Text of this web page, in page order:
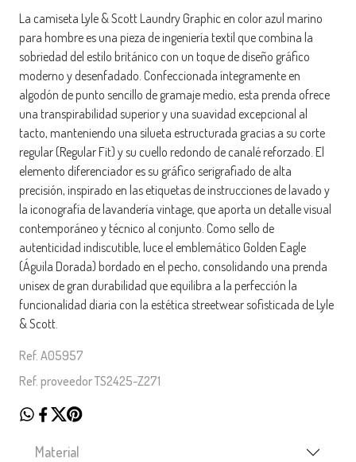
La camiseta Lyle & Scott Laundry Graphic en color azul marino
para hombre es una pieza de ingeniería textil que combina la
sobriedad del estilo británico con un toque de diseño gráfico
moderno y desenfadado. Confeccionada íntegramente en
algodón de punto sencillo de gramaje medio, esta prenda ofrece
una transpirabilidad superior y una suavidad excepcional al
tacto, manteniendo una silueta estructurada gracias a su corte
regular (Regular Fit) y su cuello redondo de canalé reforzado. El
elemento diferenciador es su gráfico serigrafiado de alta
precisión, inspirado en las etiquetas de instrucciones de lavado y
la iconografía de lavandería vintage, que aporta un detalle visual
contemporáneo y técnico al conjunto. Como sello de
autenticidad indiscutible, luce el emblemático Golden Eagle
(Águila Dorada) bordado en el pecho, consolidando una prenda
unisex de gran durabilidad que equilibra a la perfección la
funcionalidad diaria con la estética streetwear sofisticada de Lyle
& Scott.
Ref. A05957
Ref. proveedor TS2425-Z271
Material